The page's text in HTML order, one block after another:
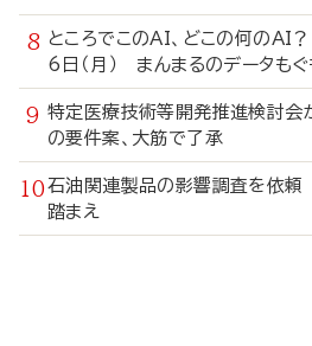
ところでこのAI、どこの何の
6日（月） まんまるのデータもぐ
特定医療技術等開発推進検討
の要件案、大筋で了承
石油関連製品の影響調査を依
踏まえ